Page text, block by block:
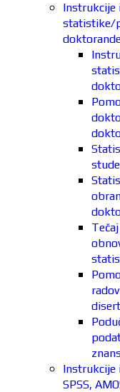
Instrukcije
statistike/
Instrukcije
SPSS,